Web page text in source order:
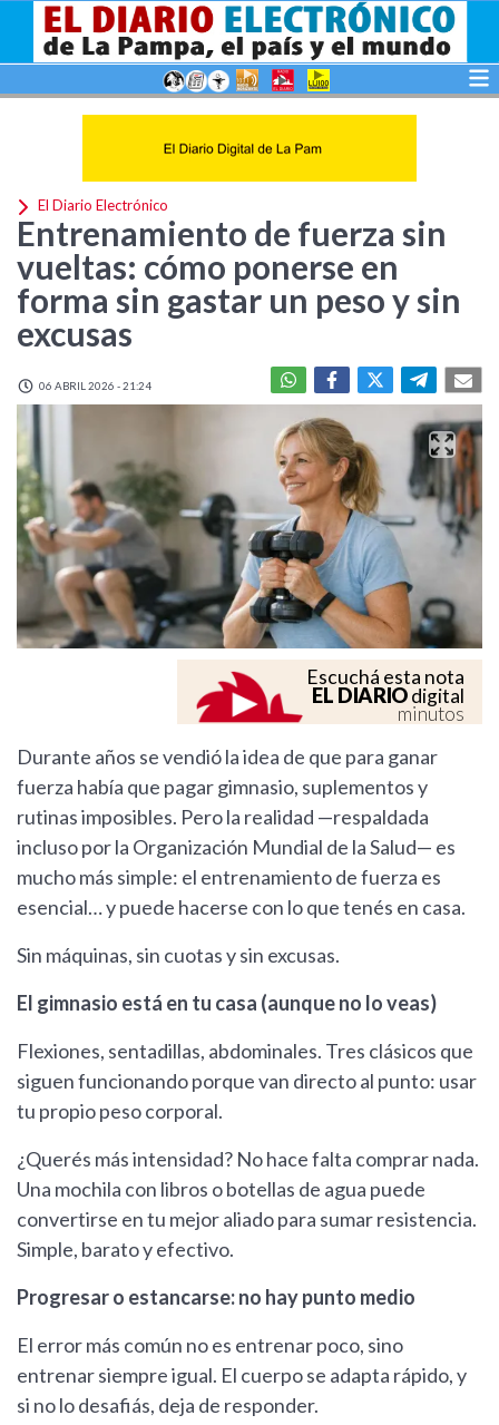
El Diario Electrónico
Entrenamiento de fuerza sin
vueltas: cómo ponerse en
forma sin gastar un peso y sin
excusas
06 ABRIL 2026 - 21:24
Escuchá esta nota
EL DIARIOdigital
minutos
Durante años se vendió la idea de que para ganar
fuerza había que pagar gimnasio, suplementos y
rutinas imposibles. Pero la realidad —respaldada
incluso por la Organización Mundial de la Salud— es
mucho más simple: el entrenamiento de fuerza es
esencial… y puede hacerse con lo que tenés en casa.
Sin máquinas, sin cuotas y sin excusas.
El gimnasio está en tu casa (aunque no lo veas)
Flexiones, sentadillas, abdominales. Tres clásicos que
siguen funcionando porque van directo al punto: usar
tu propio peso corporal.
¿Querés más intensidad? No hace falta comprar nada.
Una mochila con libros o botellas de agua puede
convertirse en tu mejor aliado para sumar resistencia.
Simple, barato y efectivo.
Progresar o estancarse: no hay punto medio
El error más común no es entrenar poco, sino
entrenar siempre igual. El cuerpo se adapta rápido, y
si no lo desafiás, deja de responder.